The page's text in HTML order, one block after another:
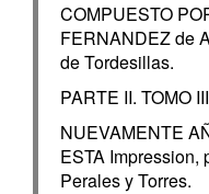
COMPUESTO
FERNANDEZ de
de Tordesillas.
PARTE II. TOMO
NUEVAMENTE
ESTA Impression,
Perales y Torres.